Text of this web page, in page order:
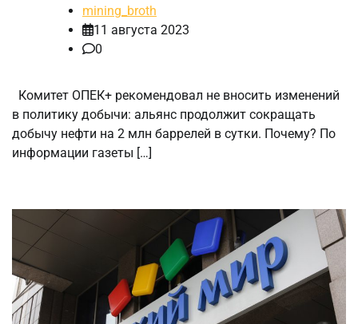
mining_broth
11 августа 2023
0
Комитет ОПЕК+ рекомендовал не вносить изменений
в политику добычи: альянс продолжит сокращать
добычу нефти на 2 млн баррелей в сутки. Почему? По
информации газеты […]